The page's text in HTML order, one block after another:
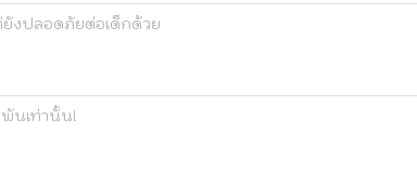
ยังปลอดภัยต่อเด็กด้วย
พันเท่านั้น!